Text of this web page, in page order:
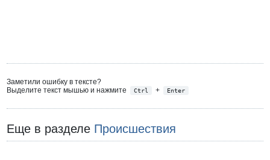
Заметили ошибку в тексте?
Выделите текст мышью и нажмите
Ctrl + Enter
Еще в разделе Происшествия